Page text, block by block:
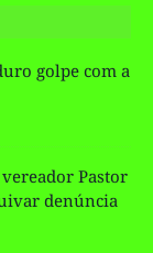
golpe com a
vereador Pastor
denúncia